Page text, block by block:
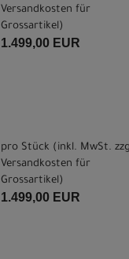
Versandkosten für
Grossartikel )
1.499,00 EUR
pro Stück (inkl. MwSt.
Versandkosten für
Grossartikel )
1.499,00 EUR